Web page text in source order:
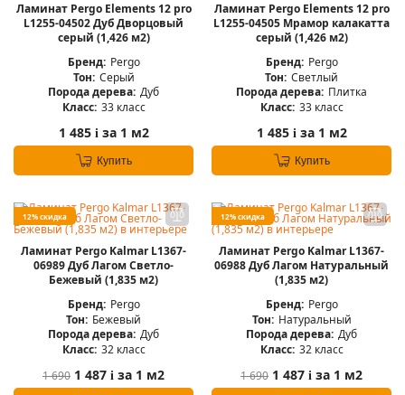
Ламинат Pergo Elements 12 pro
L1255-04502 Дуб Дворцовый
серый (1,426 м2)
Бренд: Pergo
Тон: Серый
Порода дерева: Дуб
Класс: 33 класс
1 485 iза 1 м2
Купить
Ламинат Pergo Elements 12 pro
L1255-04505 Мрамор калакатта
серый (1,426 м2)
Бренд: Pergo
Тон: Светлый
Порода дерева: Плитка
Класс: 33 класс
1 485 iза 1 м2
Купить
12% скидка
Ламинат Pergo Kalmar L1367-
06989 Дуб Лагом Светло-
Бежевый (1,835 м2)
Бренд: Pergo
Тон: Бежевый
Порода дерева: Дуб
Класс: 32 класс
1 690 1 487 i за 1 м2
12% скидка
Ламинат Pergo Kalmar L1367-
06988 Дуб Лагом Натуральный
(1,835 м2)
Бренд: Pergo
Тон: Натуральный
Порода дерева: Дуб
Класс: 32 класс
1 690 1 487 i за 1 м2